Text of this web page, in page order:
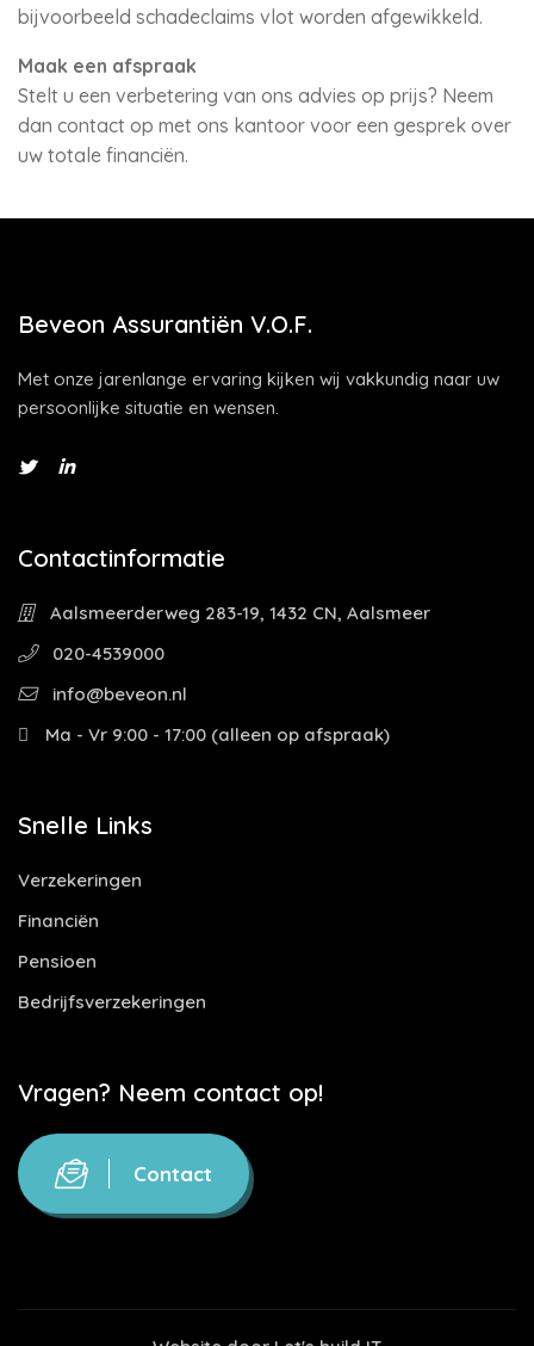
bijvoorbeeld schadeclaims vlot worden afgewikkeld.
Maak een afspraak
Stelt u een verbetering van ons advies op prijs? Neem
dan contact op met ons kantoor voor een gesprek over
uw totale financiën.
Beveon Assurantiën V.O.F.
Met onze jarenlange ervaring kijken wij vakkundig naar uw
persoonlijke situatie en wensen.
Contactinformatie
Aalsmeerderweg 283-19, 1432 CN, Aalsmeer
020-4539000
info@beveon.nl
Ma - Vr 9:00 - 17:00 (alleen op afspraak)
Snelle Links
Verzekeringen
Financiën
Pensioen
Bedrijfsverzekeringen
Vragen? Neem contact op!
Contact